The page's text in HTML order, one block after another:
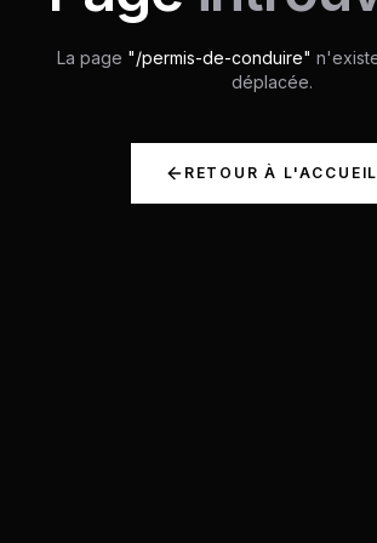
La page "/permis-de-conduire"
déplacée.
RETOUR À L'ACCUEIL